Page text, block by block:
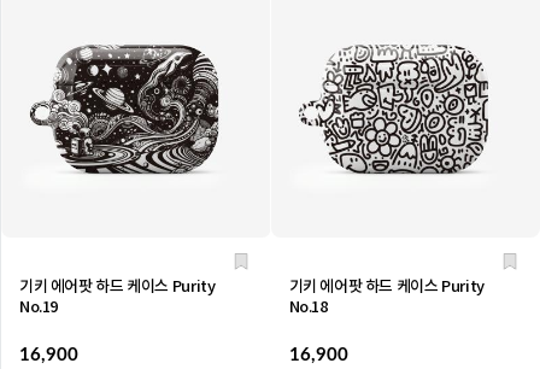
기키 에어팟 하드 케이스 Purity
No.19
16,900
기키 에어팟 하드 케이스 Purity
No.18
16,900